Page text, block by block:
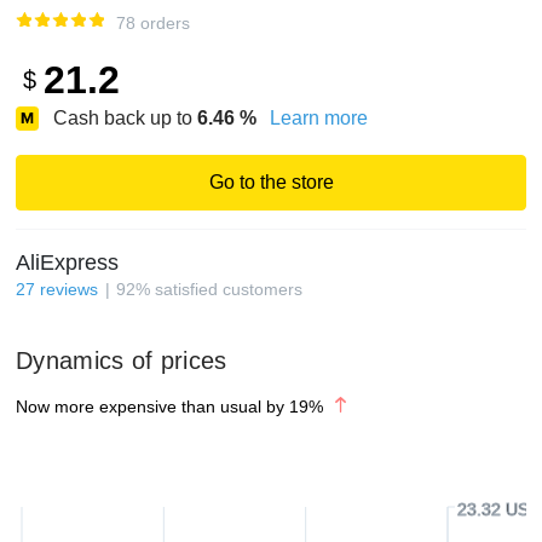
78 orders
$ 21.2
Cash back up to 6.46 % Learn more
Go to the store
AliExpress
27 reviews 92% satisfied customers
Dynamics of prices
Now more expensive than usual by 19%
23.32 USD